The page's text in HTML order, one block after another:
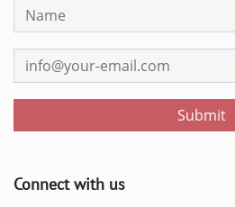
Submit
Connect with us